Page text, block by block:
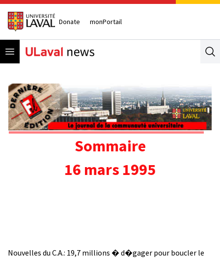
Donate monPortail
Open menu
Sommaire
16 mars 1995
Nouvelles du C.A.: 19,7 millions � d�gager pour boucler le